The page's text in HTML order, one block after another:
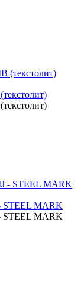
STEEL MARK
STEEL MARK